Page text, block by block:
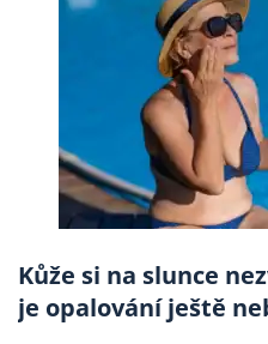
Kůže si na slunce
je opalování ještě